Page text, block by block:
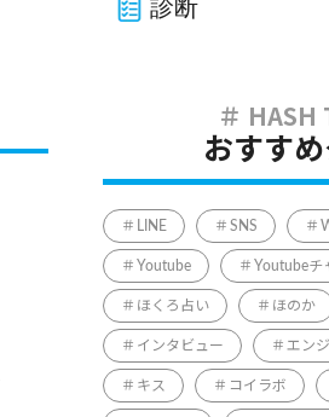
診断
おすすめ
LINE SNS
Youtube Youtubeチ
ほくろ占い ほのか
インタビュー エン
キス コイラボ